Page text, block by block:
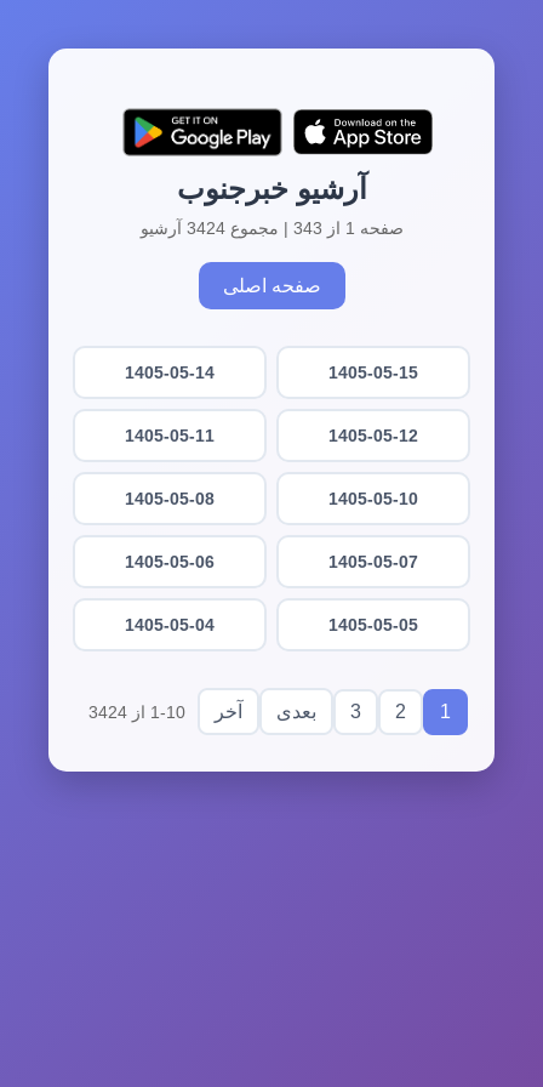
آرشیو خبرجنوب
صفحه 1 از 343 | مجموع 3424 آرشیو
صفحه اصلی
1405-05-15
1405-05-14
1405-05-12
1405-05-11
1405-05-10
1405-05-08
1405-05-07
1405-05-06
1405-05-05
1405-05-04
1
2
3 بعدی آخر 1-10 از 3424